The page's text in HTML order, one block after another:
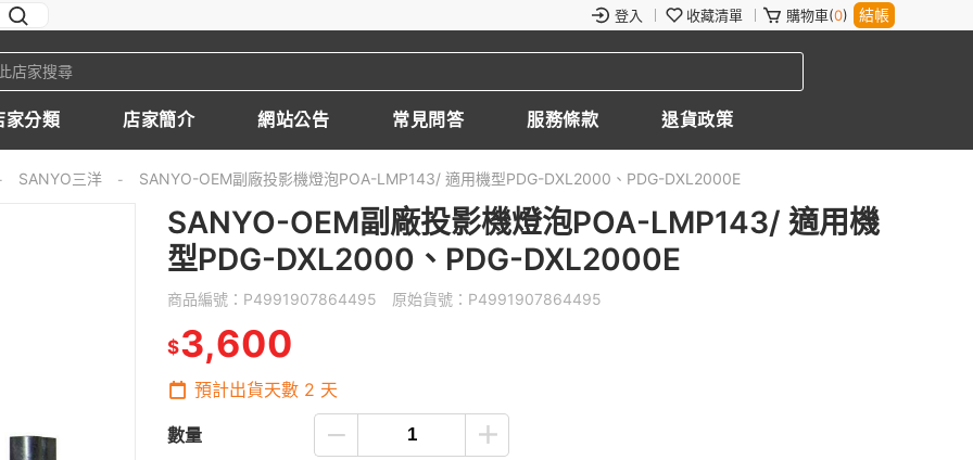
登入 收藏清單 購物車(0) 結帳
家分類 店家簡介 網站公告 常見問答 服務條款 退貨政策
SANYO三洋 - SANYO-OEM副廠投影機燈泡POA-LMP143/ 適用機型PDG-DXL2000、PDG-DXL2000E
SANYO-OEM副廠投影機燈泡POA-LMP143/ 適用機
型PDG-DXL2000、PDG-DXL2000E
商品編號： P4991907864495 原始貨號： P4991907864495
$3,600
預計出貨天數 2 天
數量